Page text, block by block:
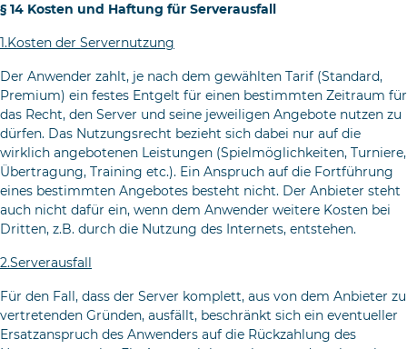
§ 14 Kosten und Haftung für Serverausfall
1.Kosten der Servernutzung
Der Anwender zahlt, je nach dem gewählten Tarif (Standard,
Pre­mium) ein festes Entgelt für einen bestimmten Zeitraum für
das Recht, den Server und seine jeweiligen Angebote nutzen zu
dürfen. Das Nutzungsrecht bezieht sich dabei nur auf die
wirklich angebote­nen Leistungen (Spielmöglichkeiten, Turniere,
Übertragung, Trai­ning etc.). Ein Anspruch auf die Fortführung
eines bestimmten Ange­botes besteht nicht. Der Anbieter steht
auch nicht dafür ein, wenn dem Anwender weitere Kosten bei
Dritten, z.B. durch die Nutzung des Internets, entstehen.
2.Serverausfall
Für den Fall, dass der Server komplett, aus von dem Anbieter zu
ver­tretenden Gründen, ausfällt, beschränkt sich ein eventueller
Ersatz­anspruch des Anwenders auf die Rückzahlung des